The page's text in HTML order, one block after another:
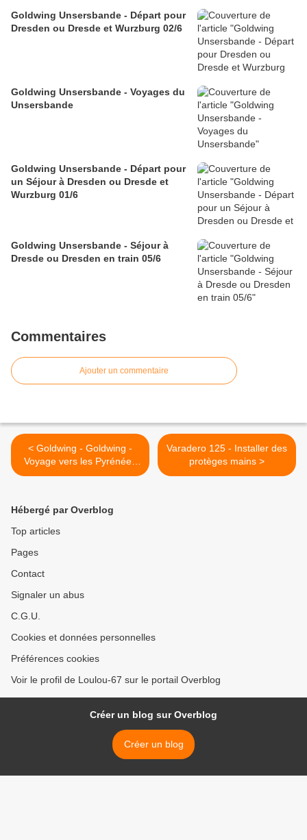
Goldwing Unsersbande - Départ pour
Dresden ou Dresde et Wurzburg 02/6
Goldwing Unsersbande - Voyages du
Unsersbande
Goldwing Unsersbande - Départ pour
un Séjour à Dresden ou Dresde et
Wurzburg 01/6
Goldwing Unsersbande - Séjour à
Dresde ou Dresden en train 05/6
Commentaires
Ajouter un commentaire
< Goldwing - Goldwing -
Voyage vers les Pyrénées
col de l'Aubisque et la
Varadero 125 - Installer des
protèges mains >
Hébergé par Overblog
Top articles
Pages
Contact
Signaler un abus
C.G.U.
Cookies et données personnelles
Préférences cookies
Voir le profil de Loulou-67 sur le portail Overblog
Créer un blog sur Overblog
Créer un blog